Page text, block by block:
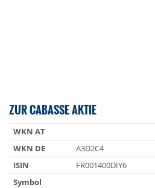
ZUR CABASSE AKTIE
WKN AT
WKN DE
A3D2C4
ISIN
FR001400DIY6
Symbol